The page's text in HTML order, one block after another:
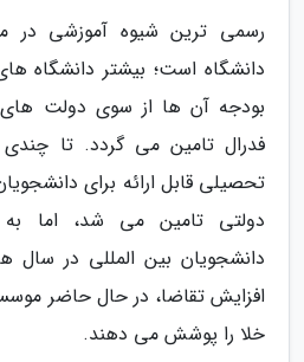
رسمی ترین شیوه آموزشی در
دانشگاه است؛ بیشتر دانشگاه
بودجه آن ها از سوی دولت
فدرال تامین می گردد. تا
تحصیلی قابل ارائه برای
دولتی تامین می شد، اما
دانشجویان بین المللی در سال
افزایش تقاضا، در حال حاضر
خلا را پوشش می دهند.